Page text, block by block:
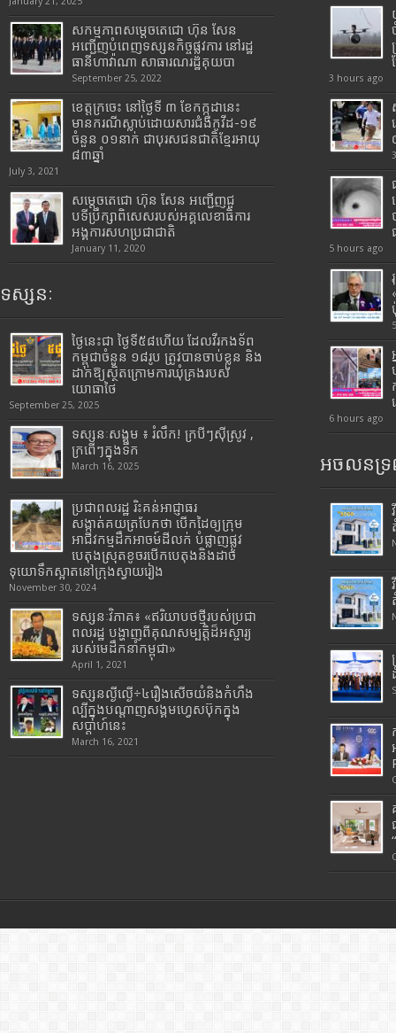
សកម្មភាពសម្តេចតេជោ ហ៊ុន សែន
អញ្ជើញបំពេញទស្សនកិច្ចផ្លូវការ នៅរដ្ឋ
ធានីហាវ៉ាណា សាធារណរដ្ឋគុយបា
September 25, 2022
ខេត្តក្រចេះ នៅថ្ងៃទី ៣ ខែកក្កដានេះ
មានករណីស្លាប់ដោយសារជំងឺកូវីដ-១៩
ចំនួន ០១នាក់ ជាបុរសជនជាតិខ្មែរអាយុ
៨៣ឆ្នាំ
July 3, 2021
សម្តេចតេជោ ហ៊ុន សែន អញ្ជើញជួ
បទីប្រឹក្សាពិសេសរបស់អគ្គលេខាធិការ
អង្គការសហប្រជាជាតិ
January 11, 2020
ទស្សនៈ
ថ្ងៃនេះជា ថ្ងៃទី៥៨ហើយ ដែលវីរកងទ័ព
កម្ពុជាចំនួន ១៨រូប ត្រូវបានចាប់ខ្លួន និង
ដាក់ឱ្យស្ថិតក្រោមការឃុំគ្រងរបស់
យោធាថៃ
September 25, 2025
ទស្សនៈសង្គម ៖ រំលឹក! ក្របីៗស៊ីស្រូវ ,
ក្រពើៗក្នុងទឹក
March 16, 2025
ប្រជាពលរដ្ឋ រិះគន់អាជ្ញាធរ
សង្កាត់គយត្របែកថា បើកដៃឲ្យក្រុម
អាជីវកម្មដឹកអាចម៍ដីលក់ បំផ្លាញផ្លូវ
បេតុងស្រុតខូចរបើកបេតុងនិងដាច់
ទុយោទឹកស្អាតនៅក្រុងស្វាយរៀង
November 30, 2024
ទស្សនៈវិភាគ៖ «ឥរិយាបថថ្មីរបស់ប្រជា
ពលរដ្ឋ បង្ហាញពីគុណសម្បត្តិដ៏អស្ចារ្យ
របស់មេដឹកនាំកម្ពុជា»
April 1, 2021
ទស្សនល្ងីល្ងើ÷៤រឿងសើចយំនិងកំហឹង
ល្បីក្នុងបណ្តាញសង្គមហ្វេសប៊ុកក្នុង
សប្តាហ៍នេះ
March 16, 2021
3 hours ago
5 hours ago
6 hours ago
អចលនទ្រ